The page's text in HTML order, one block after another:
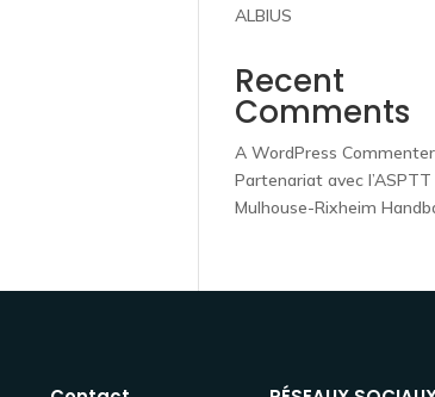
ALBIUS
Recent
Comments
A WordPress Commenter
Partenariat avec l’ASPTT
Mulhouse-Rixheim